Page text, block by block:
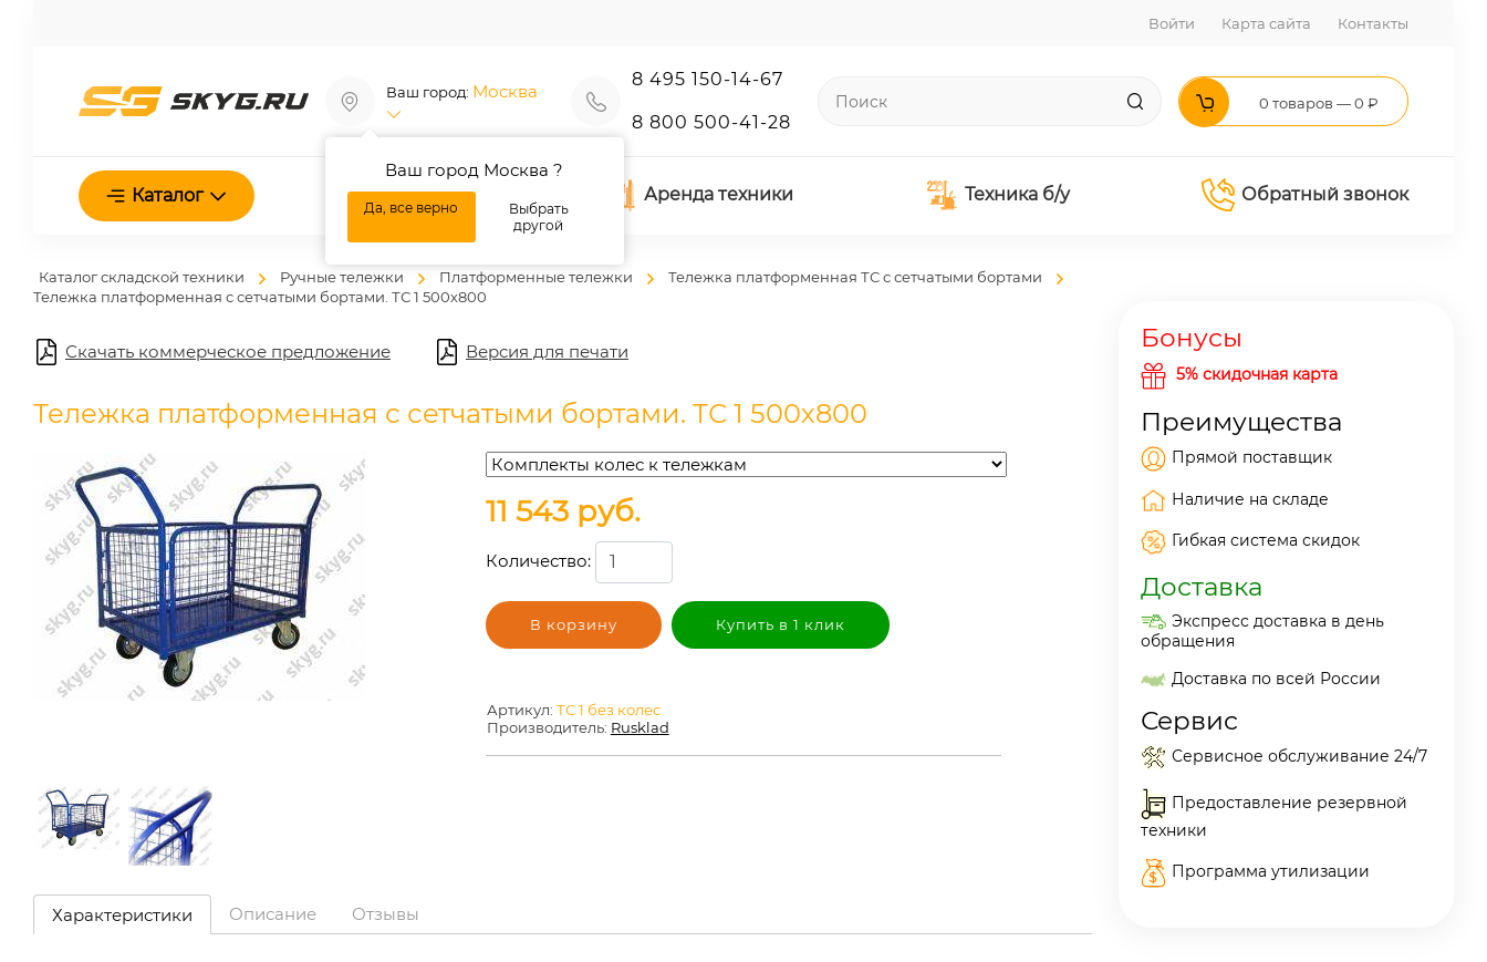
Войти Карта сайта Контакты
Ваш город: Москва
Ваш город Москва ?
Да, все верно
Выбрать
другой
8 495 150-14-67
8 800 500-41-28
0 товаров — 0 ₽
Каталог О нас Аренда техники Техника б/у Обратный звонок
Каталог складской техники Ручные тележки Платформенные тележки
Тележка платформенная ТС с сетчатыми бортами
Тележка платформенная с сетчатыми бортами. ТС 1 500х800
Скачать коммерческое предложение Версия для печати
Тележка платформенная с сетчатыми бортами. ТС 1 500х800
11 543руб.
Количество:
В корзину Купить в 1 клик
Артикул: ТС 1 без колес
Производитель: Rusklad
Характеристики Описание Отзывы
Бонусы
5% скидочная карта
Преимущества
Прямой поставщик
Наличие на складе
Гибкая система скидок
Доставка
Экспресс доставка в день
обращения
Доставка по всей России
Сервис
Сервисное обслуживание 24/7
Предоставление резервной
техники
Программа утилизации